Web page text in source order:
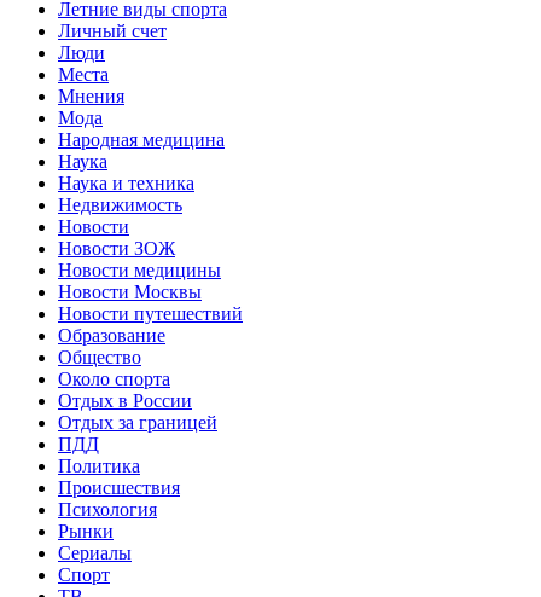
Летние виды спорта
Личный счет
Люди
Места
Мнения
Мода
Народная медицина
Наука
Наука и техника
Недвижимость
Новости
Новости ЗОЖ
Новости медицины
Новости Москвы
Новости путешествий
Образование
Общество
Около спорта
Отдых в России
Отдых за границей
ПДД
Политика
Происшествия
Психология
Рынки
Сериалы
Спорт